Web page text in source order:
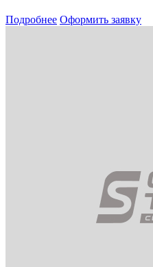
Подробнее Оформить заявку